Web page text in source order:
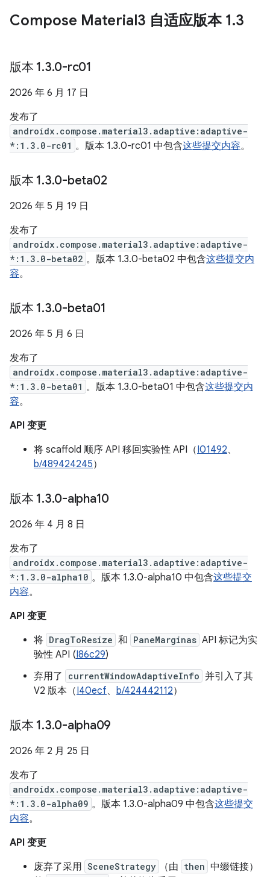
Compose Material3 自适应版本 1.3
版本 1.3.0-rc01
2026 年 6 月 17 日
发布了
androidx.compose.material3.adaptive:adaptive-
*:1.3.0-rc01 。版本 1.3.0-rc01 中包含这些提交内容。
版本 1.3.0-beta02
2026 年 5 月 19 日
发布了
androidx.compose.material3.adaptive:adaptive-
*:1.3.0-beta02 。版本 1.3.0-beta02 中包含这些提交内
容。
版本 1.3.0-beta01
2026 年 5 月 6 日
发布了
androidx.compose.material3.adaptive:adaptive-
*:1.3.0-beta01 。版本 1.3.0-beta01 中包含这些提交内
容。
API 变更
将 scaffold 顺序 API 移回实验性 API（I01492、
b/489424245）
版本 1.3.0-alpha10
2026 年 4 月 8 日
发布了
androidx.compose.material3.adaptive:adaptive-
*:1.3.0-alpha10 。版本 1.3.0-alpha10 中包含这些提交
内容。
API 变更
将 DragToResize 和 PaneMarginas API 标记为实
验性 API (I86c29)
弃用了
currentWindowAdaptiveInfo 并引入了其
V2 版本（I40ecf、 b/424442112）
版本 1.3.0-alpha09
2026 年 2 月 25 日
发布了
androidx.compose.material3.adaptive:adaptive-
*:1.3.0-alpha09 。版本 1.3.0-alpha09 中包含这些提交
内容。
API 变更
废弃了采用 SceneStrategy （由 then 中缀链接）